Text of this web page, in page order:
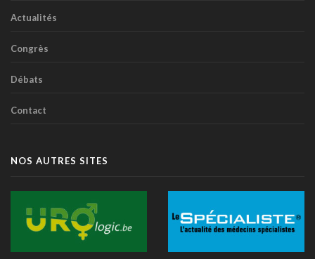
14 juillet 2026 - 17:29
Urgence médicale : l'IA doit d'abord faire ses preuves face
au papier ( Valentin Dirken )
symptômes
IA et essais cliniques: le plaidoyer pour une meilleure
Littératie en santé digitale: une matinée d'information
organisée le 31 août à Bruxelles
13 juillet 2026 - 09:03
Actualités
Congrès
Débats
Contact
NOS AUTRES SITES